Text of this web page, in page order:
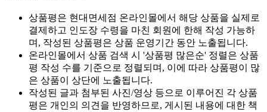
상품평은 현대면세점 온라인몰에서 해당 상품을 실제로
결제하고 인도장 수령을 마친 회원에 한해 작성 가능하
며, 작성된 상품평은 상품 운영기간 동안 노출됩니다.
온라인몰에서 상품 검색 시 '상품평 많은순' 정렬은 상품
평 작성 수를 기준으로 정렬되며, 이에 따라 상품평이 많
은 상품이 상단에 노출됩니다.
작성된 글과 첨부된 사진/영상 등으로 이루어진 각 상품
평은 개인의 의견을 반영하므로, 게시된 내용에 대한 책